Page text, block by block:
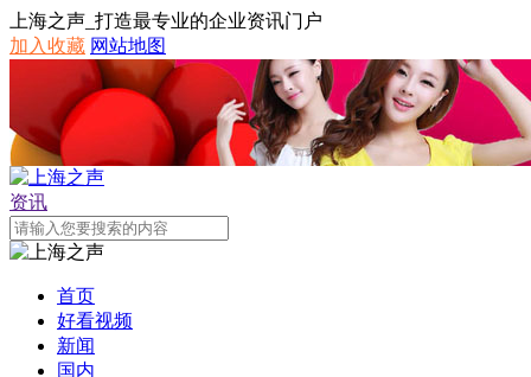
上海之声_打造最专业的企业资讯门户
加入收藏 网站地图
资讯
首页
好看视频
新闻
国内